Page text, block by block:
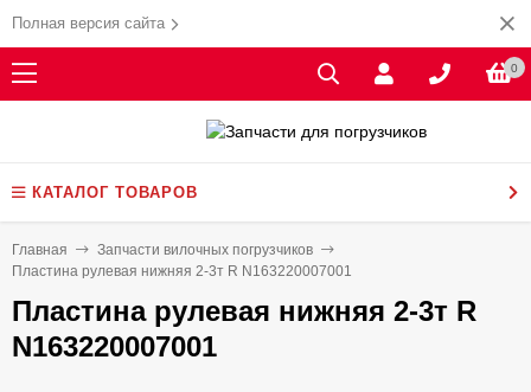
Полная версия сайта
0
КАТАЛОГ ТОВАРОВ
Главная
Запчасти вилочных погрузчиков
Пластина рулевая нижняя 2-3т R N163220007001
Пластина рулевая нижняя 2-3т R
N163220007001